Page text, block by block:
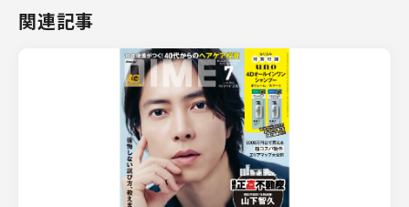
関連記事